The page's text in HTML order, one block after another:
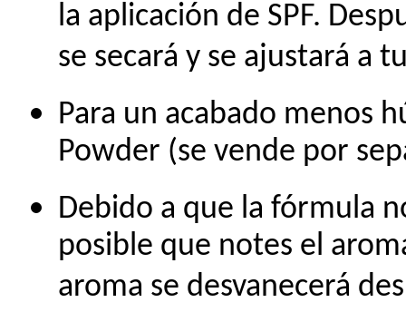
la aplicación de SPF.
se secará y se ajustará a
Para un acabado menos
Powder (se vende por
Debido a que la fórmula
posible que notes el
aroma se desvanecerá